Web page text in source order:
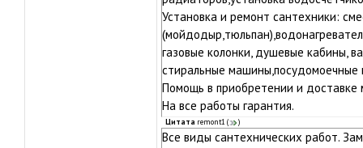
Установка и ремонт сантехники:
газовые колонки, душевые кабины,
стиральные
Помощь в приобретении и доставке
На все работы гарантия.
Работаем во всех районах города
Контактный телефон: 8(495)589-55-
Цитата remont1( )
Все виды сантехнических работ.